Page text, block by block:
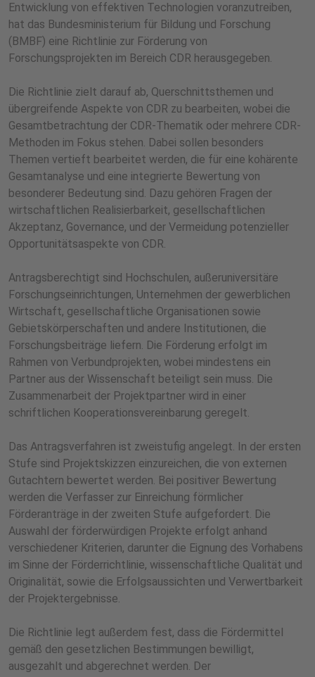
Entwicklung von effektiven Technologien voranzutreiben,
hat das Bundesministerium für Bildung und Forschung
(BMBF) eine Richtlinie zur Förderung von
Forschungsprojekten im Bereich CDR herausgegeben.
Die Richtlinie zielt darauf ab, Querschnittsthemen und
übergreifende Aspekte von CDR zu bearbeiten, wobei die
Gesamtbetrachtung der CDR-Thematik oder mehrere CDR-
Methoden im Fokus stehen. Dabei sollen besonders
Themen vertieft bearbeitet werden, die für eine kohärente
Gesamtanalyse und eine integrierte Bewertung von
besonderer Bedeutung sind. Dazu gehören Fragen der
wirtschaftlichen Realisierbarkeit, gesellschaftlichen
Akzeptanz, Governance, und der Vermeidung potenzieller
Opportunitätsaspekte von CDR.
Antragsberechtigt sind Hochschulen, außeruniversitäre
Forschungseinrichtungen, Unternehmen der gewerblichen
Wirtschaft, gesellschaftliche Organisationen sowie
Gebietskörperschaften und andere Institutionen, die
Forschungsbeiträge liefern. Die Förderung erfolgt im
Rahmen von Verbundprojekten, wobei mindestens ein
Partner aus der Wissenschaft beteiligt sein muss. Die
Zusammenarbeit der Projektpartner wird in einer
schriftlichen Kooperationsvereinbarung geregelt.
Das Antragsverfahren ist zweistufig angelegt. In der ersten
Stufe sind Projektskizzen einzureichen, die von externen
Gutachtern bewertet werden. Bei positiver Bewertung
werden die Verfasser zur Einreichung förmlicher
Förderanträge in der zweiten Stufe aufgefordert. Die
Auswahl der förderwürdigen Projekte erfolgt anhand
verschiedener Kriterien, darunter die Eignung des Vorhabens
im Sinne der Förderrichtlinie, wissenschaftliche Qualität und
Originalität, sowie die Erfolgsaussichten und Verwertbarkeit
der Projektergebnisse.
Die Richtlinie legt außerdem fest, dass die Fördermittel
gemäß den gesetzlichen Bestimmungen bewilligt,
ausgezahlt und abgerechnet werden. Der